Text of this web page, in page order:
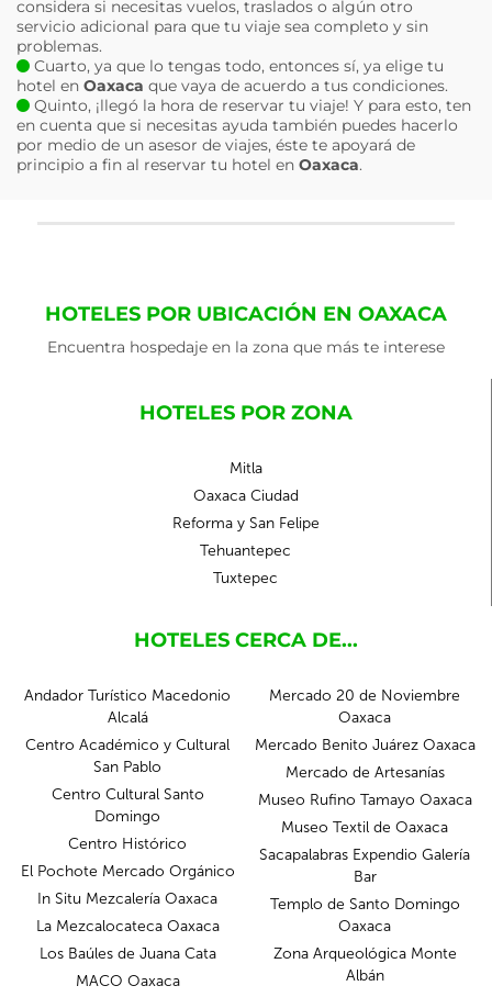
considera si necesitas vuelos, traslados o algún otro
servicio adicional para que tu viaje sea completo y sin
problemas.
Cuarto, ya que lo tengas todo, entonces sí, ya elige tu
hotel en Oaxaca que vaya de acuerdo a tus condiciones.
Quinto, ¡llegó la hora de reservar tu viaje! Y para esto, ten
en cuenta que si necesitas ayuda también puedes hacerlo
por medio de un asesor de viajes, éste te apoyará de
principio a fin al reservar tu hotel en Oaxaca.
HOTELES POR UBICACIÓN EN OAXACA
Encuentra hospedaje en la zona que más te interese
HOTELES POR ZONA
Mitla
Oaxaca Ciudad
Reforma y San Felipe
Tehuantepec
Tuxtepec
HOTELES CERCA DE...
Andador Turístico Macedonio
Alcalá
Centro Académico y Cultural
San Pablo
Centro Cultural Santo
Domingo
Centro Histórico
El Pochote Mercado Orgánico
In Situ Mezcalería Oaxaca
La Mezcalocateca Oaxaca
Los Baúles de Juana Cata
MACO Oaxaca
Mercado 20 de Noviembre
Oaxaca
Mercado Benito Juárez Oaxaca
Mercado de Artesanías
Museo Rufino Tamayo Oaxaca
Museo Textil de Oaxaca
Sacapalabras Expendio Galería
Bar
Templo de Santo Domingo
Oaxaca
Zona Arqueológica Monte
Albán